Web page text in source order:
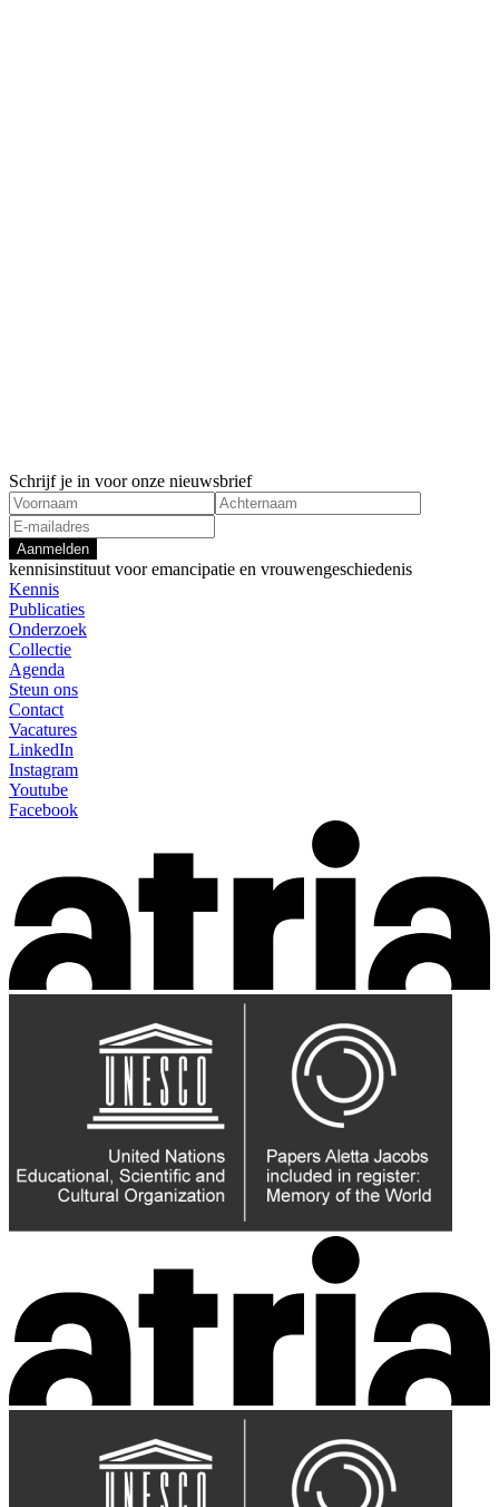
Schrijf je in voor onze nieuwsbrief
Aanmelden
kennisinstituut voor emancipatie en vrouwengeschiedenis
Kennis
Publicaties
Onderzoek
Collectie
Agenda
Steun ons
Contact
Vacatures
LinkedIn
Instagram
Youtube
Facebook